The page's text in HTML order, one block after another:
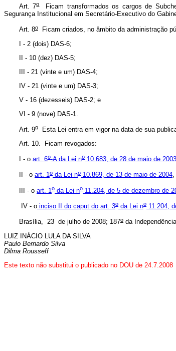
Art. 7oFicam transformados os cargos de
Segurança Institucional em Secretário-Executivo do
Art. 8o
Ficam criados, no âmbito da administração
I - 2 (dois) DAS-6;
II - 10 (dez) DAS-5;
III - 21 (vinte e um) DAS-4;
IV - 21 (vinte e um) DAS-3;
V - 16 (dezesseis) DAS-2; e
VI - 9 (nove) DAS-1.
Art. 9o
Esta Lei entra em vigor na data de sua
Art. 10. Ficam revogados:
I - o art. 6o-A da Lei no 10.683, de 28 de maio de 2003
II - o art. 1o da Lei no 10.869, de 13 de maio de 2004,
III - o art. 1 o da Lei no 11.204, de 5 de dezembro de
IV - o inciso II do caput do art. 3o da Lei no 11.204,
Brasília, 23 de julho de 2008; 187o da
LUIZ INÁCIO LULA DA SILVA
Paulo Bernardo Silva
Dilma Rousseff
Este texto não substitui o publicado no DOU de 24.7.2008